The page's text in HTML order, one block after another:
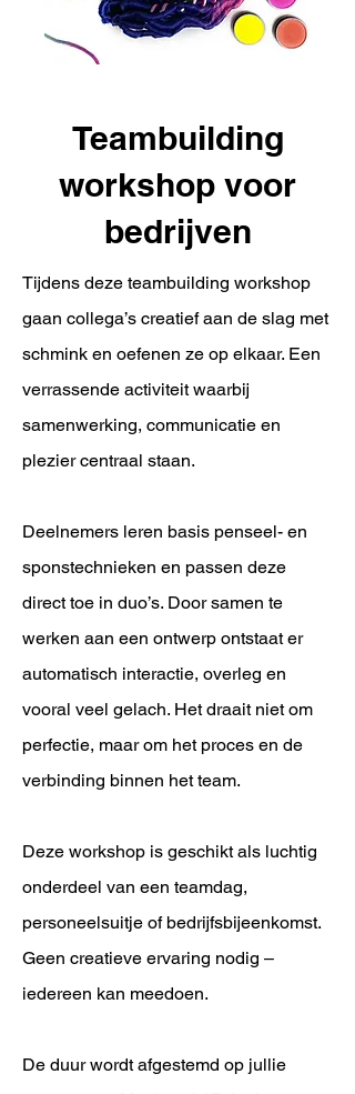
Teambuilding
workshop voor
bedrijven
Tijdens deze teambuilding workshop
gaan collega’s creatief aan de slag met
schmink en oefenen ze op elkaar. Een
verrassende activiteit waarbij
samenwerking, communicatie en
plezier centraal staan.
Deelnemers leren basis penseel- en
sponstechnieken en passen deze
direct toe in duo’s. Door samen te
werken aan een ontwerp ontstaat er
automatisch interactie, overleg en
vooral veel gelach. Het draait niet om
perfectie, maar om het proces en de
verbinding binnen het team.
Deze workshop is geschikt als luchtig
onderdeel van een teamdag,
personeelsuitje of bedrijfsbijeenkomst.
Geen creatieve ervaring nodig –
iedereen kan meedoen.
De duur wordt afgestemd op jullie